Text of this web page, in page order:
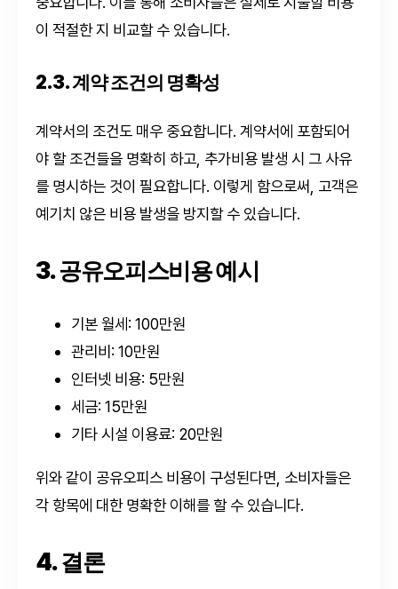
이 적절한 지 비교할 수 있습니다.
2.3. 계약 조건의 명확성
계약서의 조건도 매우 중요합니다. 계약서에 포함되어
야 할 조건들을 명확히 하고, 추가비용 발생 시 그 사유
를 명시하는 것이 필요합니다. 이렇게 함으로써, 고객은
예기치 않은 비용 발생을 방지할 수 있습니다.
3. 공유오피스비용 예시
기본 월세: 100만원
관리비: 10만원
인터넷 비용: 5만원
세금: 15만원
기타 시설 이용료: 20만원
위와 같이 공유오피스 비용이 구성된다면, 소비자들은
각 항목에 대한 명확한 이해를 할 수 있습니다.
4. 결론